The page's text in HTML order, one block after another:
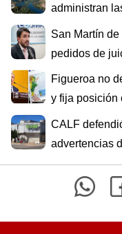
administran
San Martín
pedidos de
Figueroa no
y fija posición
CALF
advertencias